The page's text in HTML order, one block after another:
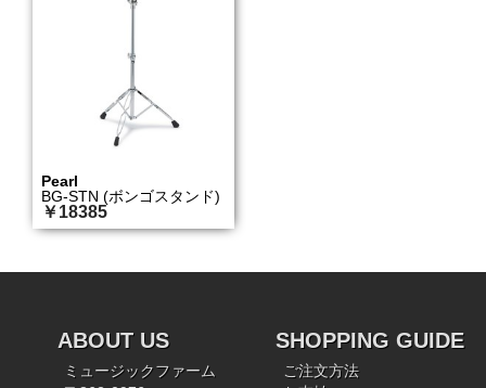
Pearl
BG-STN (ボンゴスタンド)
￥18385
ABOUT US
ミュージックファーム
SHOPPING GUIDE
ご注文方法